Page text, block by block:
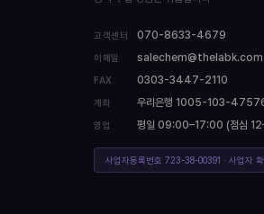
고객센터 070-8633-4679
이메일 salechem@thelabk.com
FAX 0303-3447-2110
계좌 우리은행 1005-103-
영업 평일 09:00–17:00 (점심
사업자등록번호 723-38-00391 · 사업자 확